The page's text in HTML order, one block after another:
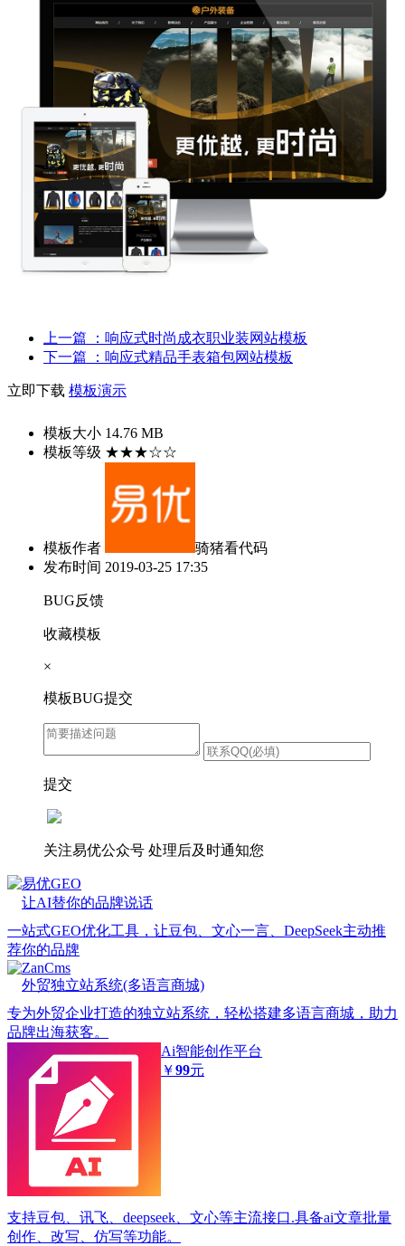
上一篇
：响应式时尚成衣职业装网站模板
下一篇
：响应式精品手表箱包网站模板
立即下载 模板演示
模板大小 14.76 MB
模板等级 ★★★☆☆
模板作者
骑猪看代码
发布时间 2019-03-25 17:35
BUG反馈
收藏模板
×
模板BUG提交
提交
关注易优公众号 处理后及时通知您
易优GEO
让AI替你的品牌说话
一站式GEO优化工具，让豆包、文心一言、DeepSeek主动推
荐你的品牌
ZanCms
外贸独立站系统(多语言商城)
专为外贸企业打造的独立站系统，轻松搭建多语言商城，助力
品牌出海获客。
Ai智能创作平台
￥99元
支持豆包、讯飞、deepseek、文心等主流接口.具备ai文章批量
创作、改写、仿写等功能。